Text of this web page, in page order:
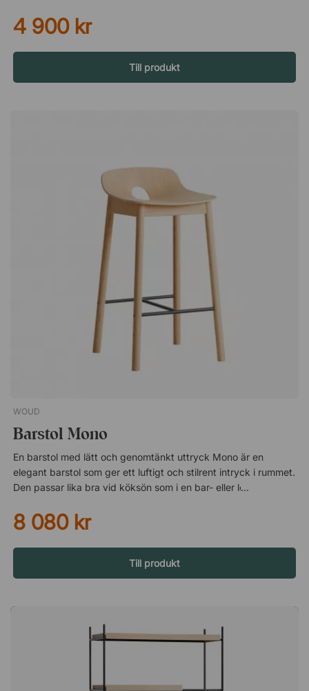
skapar en spännande visuell effekt på väggen. Naturliga
material möter modern form Hyllplanen är tillverkade i ek, ett
slitstarkt och tidlöst material som ger värme och karaktär till
inredningen. Den svartlackerade metallvajern skapar en stilren
kontrast till träets naturliga struktur och förstärker hyllans
föremål. Enkel och flexibel montering För att göra installationen
smidig medföljer två skruvar till varje hyllplan. Hyllan levereras
dessutom med vajer i två olika längder, vilket gör det möjligt
att anpassa höjden och placeringen efter rummets
förutsättningar. Stedge har en subtil design som skapar en
illusion av att hyllan hänger på en tråd. En både vacker och
praktisk inredningsdetalj som passar in i många olika miljöer.
Hyllplan i ek och svartlackad vajer i metall. Två hyllplan som
håller max 10 kg vardera. Två skruvar till varje hyllplan
medföljer. Vajer i två olika längder ingår.
4 900 kr
Till produkt
WOUD
Barstol Mono
En barstol med lätt och genomtänkt uttryck Mono är en
elegant barstol som ger ett luftigt och stilrent intryck i rummet.
Den passar lika bra vid köksön som i en bar- eller loungeyta,
måltider och längre stunder tillsammans. Den rena designen
och de balanserade proportionerna gör Mono till ett självklart
val i många olika miljöer. Bekväm att använda varje dag Det
integrerade fotstödet ger en naturlig avlastning och gör att du
sitter bekvämt, även under längre sittningar. Med en sitthöjd
bardiskar. Smidig från start till användning Barstolen levereras
färdigmonterad, vilket gör att du kan börja använda den
direkt utan krångel. En smidig lösning när du vill uppdatera
vika trä som ett papper. Barstolen har ett nätt uttryck med
8 080 kr
Till produkt